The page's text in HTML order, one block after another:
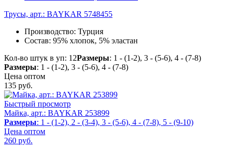
Трусы, арт.: BAYKAR 5748455
Производство: Турция
Состав: 95% хлопок, 5% эластан
Кол-во штук в уп: 12Размеры: 1 - (1-2), 3 - (5-6), 4 - (7-8)
Размеры: 1 - (1-2), 3 - (5-6), 4 - (7-8)
Цена оптом
135 руб.
Быстрый просмотр
Майка, арт.: BAYKAR 253899
Размеры: 1 - (1-2), 2 - (3-4), 3 - (5-6), 4 - (7-8), 5 - (9-10)
Цена оптом
260 руб.